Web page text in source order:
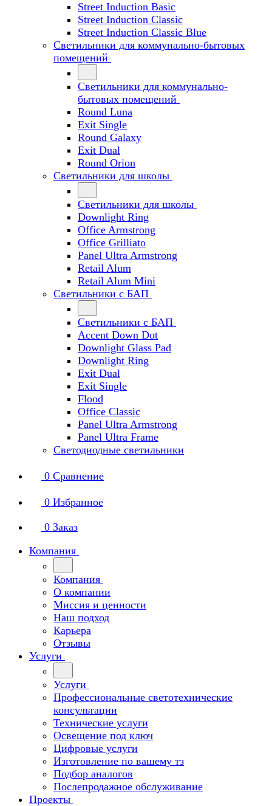
Street Induction Basic
Street Induction Classic
Street Induction Classic Blue
Светильники для коммунально-бытовых
помещений
Светильники для коммунально-
бытовых помещений
Round Luna
Exit Single
Round Galaxy
Exit Dual
Round Orion
Светильники для школы
Светильники для школы
Downlight Ring
Office Armstrong
Office Grilliato
Panel Ultra Armstrong
Retail Alum
Retail Alum Mini
Светильники с БАП
Светильники с БАП
Accent Down Dot
Downlight Glass Pad
Downlight Ring
Exit Dual
Exit Single
Flood
Office Classic
Panel Ultra Armstrong
Panel Ultra Frame
Светодиодные светильники
0 Сравнение
0 Избранное
0 Заказ
Компания
Компания
О компании
Миссия и ценности
Наш подход
Карьера
Отзывы
Услуги
Услуги
Профессиональные светотехнические
консультации
Технические услуги
Освещение под ключ
Цифровые услуги
Изготовление по вашему тз
Подбор аналогов
Послепродажное обслуживание
Проекты